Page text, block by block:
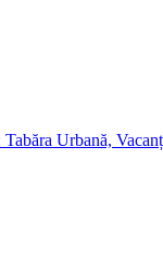
Urbană,